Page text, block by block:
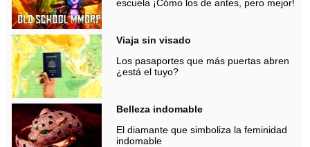
escuela ¡Cómo los de antes, pero mejor!
Viaja sin visado
Los pasaportes que más puertas abren
¿está el tuyo?
Belleza indomable
El diamante que simboliza la feminidad
indomable